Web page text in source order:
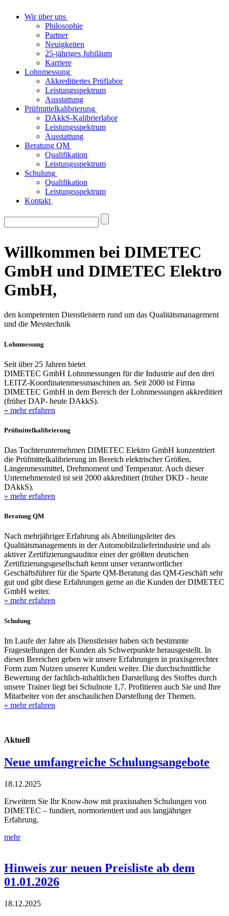
Wir über uns
Philosophie
Partner
Neuigkeiten
25-jähriges Jubiläum
Karriere
Lohnmessung
Akkreditiertes Prüflabor
Leistungsspektrum
Ausstattung
Prüfmittelkalibrierung
DAkkS-Kalibrierlabor
Leistungsspektrum
Ausstattung
Beratung QM
Qualifikation
Leistungsspektrum
Schulung
Qualifikation
Leistungsspektrum
Kontakt
Willkommen bei DIMETEC
GmbH und DIMETEC Elektro
GmbH,
den kompetenten Dienstleistern rund um das Qualitätsmanagement
und die Messtechnik
Lohnmessung
Seit über 25 Jahren bietet
DIMETEC GmbH Lohnmessungen für die Industrie auf den drei
LEITZ-Koordinatenmessmaschinen an. Seit 2000 ist Firma
DIMETEC GmbH in dem Bereich der Lohnmessungen akkreditiert
(früher DAP- heute DAkkS).
» mehr erfahren
Prüfmittelkalibrierung
Das Tochterunternehmen DIMETEC Elektro GmbH konzentriert
die Prüfmittelkalibrierung im Bereich elektrischer Größen,
Längenmessmittel, Drehmoment und Temperatur. Auch dieser
Unternehmensteil ist seit 2000 akkreditiert (früher DKD - heute
DAkkS).
» mehr erfahren
Beratung QM
Nach mehrjähriger Erfahrung als Abteilungsleiter des
Qualitätsmanagements in der Automobilzulieferindustrie und als
aktiver Zertifizierungsauditor einer der größten deutschen
Zertifizierungsgesellschaft kennt unser verantwortlicher
Geschäftsführer für die Sparte QM-Beratung das QM-Geschäft sehr
gut und gibt diese Erfahrungen gerne an die Kunden der DIMETEC
GmbH weiter.
» mehr erfahren
Schulung
Im Laufe der Jahre als Dienstleister haben sich bestimmte
Fragestellungen der Kunden als Schwerpunkte herausgestellt. In
diesen Bereichen geben wir unsere Erfahrungen in praxisgerechter
Form zum Nutzen unserer Kunden weiter. Die durchschnittliche
Bewertung der fachlich-inhaltlichen Darstellung des Stoffes durch
unsere Trainer liegt bei Schulnote 1,7. Profitieren auch Sie und Ihre
Mitarbeiter von der anschaulichen Darstellung der Themen.
» mehr erfahren
Aktuell
Neue umfangreiche Schulungsangebote
18.12.2025
Erweitern Sie Ihr Know-how mit praxisnahen Schulungen von
DIMETEC – fundiert, normorientiert und aus langjähriger
Erfahrung.
mehr
Hinweis zur neuen Preisliste ab dem
01.01.2026
18.12.2025